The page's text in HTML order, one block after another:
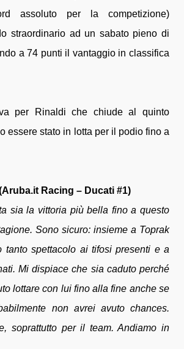
assoluto per la competizione)
straordinario ad un sabato pieno di
a 74 punti il vantaggio in classifica
per Rinaldi che chiude al quinto
essere stato in lotta per il podio fino a
Racing – Ducati #1)
sia la vittoria più bella fino a questo
Sono sicuro: insieme a Toprak
tanto spettacolo ai tifosi presenti e a
Mi dispiace che sia caduto perché
lottare con lui fino alla fine anche se
non avrei avuto chances.
soprattutto per il team. Andiamo in